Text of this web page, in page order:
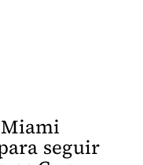
seguir